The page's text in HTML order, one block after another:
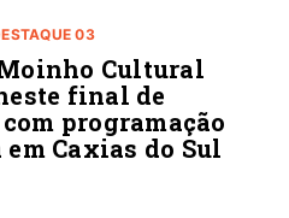
03
Cultural
final de
programação
Caxias do Sul